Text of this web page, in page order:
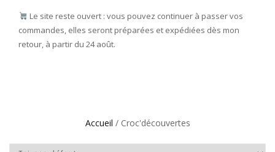
Le site reste ouvert : vous pouvez continuer à passer vos
commandes, elles seront préparées et expédiées dès mon
retour, à partir du 24 août.
Accueil / Croc'découvertes